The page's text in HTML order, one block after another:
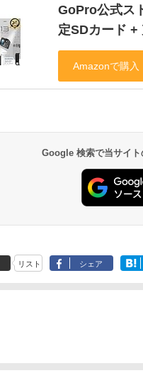
GoPro公式ス
定SDカード +
Google 検索で当サイ
リスト シェア